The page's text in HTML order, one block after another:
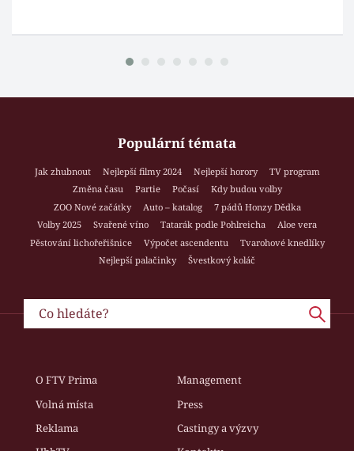
Populární témata
Jak zhubnout Nejlepší filmy 2024 Nejlepší horory
TV program
Změna času
Partie Počasí
Kdy budou volby
ZOO Nové začátky
Auto – katalog
7 pádů Honzy Dědka
Volby 2025
Svařené víno Tatarák podle Pohlreicha
Aloe vera
Pěstování lichořeřišnice
Výpočet ascendentu
Tvarohové knedlíky
Nejlepší palačinky
Švestkový koláč
O FTV Prima
Management
Volná místa
Press
Reklama
Castingy a výzvy